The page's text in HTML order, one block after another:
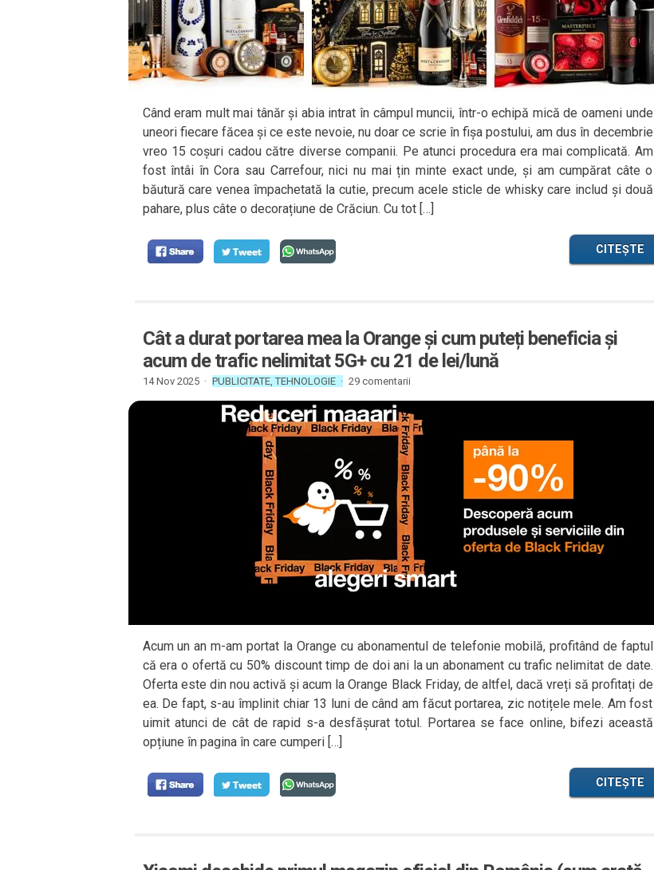
Când eram mult mai tânăr și abia intrat în câmpul muncii, într-o echipă mică de oameni unde
uneori fiecare făcea și ce este nevoie, nu doar ce scrie în fișa postului, am dus în decembrie
vreo 15 coșuri cadou către diverse companii. Pe atunci procedura era mai complicată. Am
fost întâi în Cora sau Carrefour, nici nu mai țin minte exact unde, și am cumpărat câte o
băutură care venea împachetată la cutie, precum acele sticle de whisky care includ și două
pahare, plus câte o decorațiune de Crăciun. Cu tot […]
CITEȘTE
Cât a durat portarea mea la Orange și cum puteți beneficia și
acum de trafic nelimitat 5G+ cu 21 de lei/lună
14 Nov 2025 · PUBLICITATE, TEHNOLOGIE· 29 comentarii
Acum un an m-am portat la Orange cu abonamentul de telefonie mobilă, profitând de faptul
că era o ofertă cu 50% discount timp de doi ani la un abonament cu trafic nelimitat de date.
Oferta este din nou activă și acum la Orange Black Friday, de altfel, dacă vreți să profitați de
ea. De fapt, s-au împlinit chiar 13 luni de când am făcut portarea, zic notițele mele. Am fost
uimit atunci de cât de rapid s-a desfășurat totul. Portarea se face online, bifezi această
opțiune în pagina în care cumperi […]
CITEȘTE